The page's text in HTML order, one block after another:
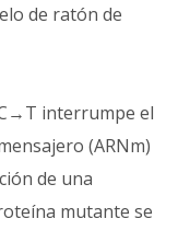
de ratón de
interrumpe el
(ARNm)
de una
mutante se